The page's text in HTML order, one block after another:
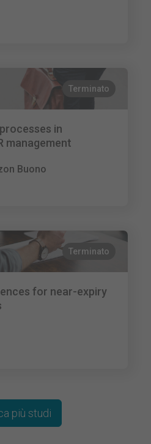
Terminato
in
management
Buono
Terminato
for near-expiry
più studi